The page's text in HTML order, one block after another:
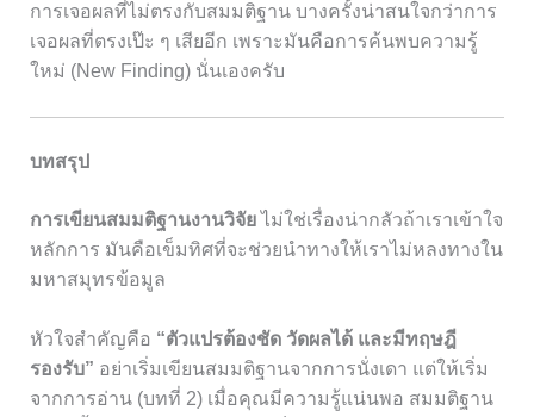
การเจอผลที่ไม่ตรงกับสมมติฐาน บางครั้งน่าสนใจกว่าการ
เจอผลที่ตรงเป๊ะ ๆ เสียอีก เพราะมันคือการค้นพบความรู้
ใหม่ (New Finding) นั่นเองครับ
บทสรุป
การเขียนสมมติฐานงานวิจัยไม่ใช่เรื่องน่ากลัวถ้าเราเข้าใจ
หลักการ มันคือเข็มทิศที่จะช่วยนำทางให้เราไม่หลงทางใน
มหาสมุทรข้อมูล
หัวใจสำคัญคือ “ตัวแปรต้องชัด วัดผลได้ และมีทฤษฎี
รองรับ” อย่าเริ่มเขียนสมมติฐานจากการนั่งเดา แต่ให้เริ่ม
จากการอ่าน (บทที่ 2) เมื่อคุณมีความรู้แน่นพอ สมมติฐาน